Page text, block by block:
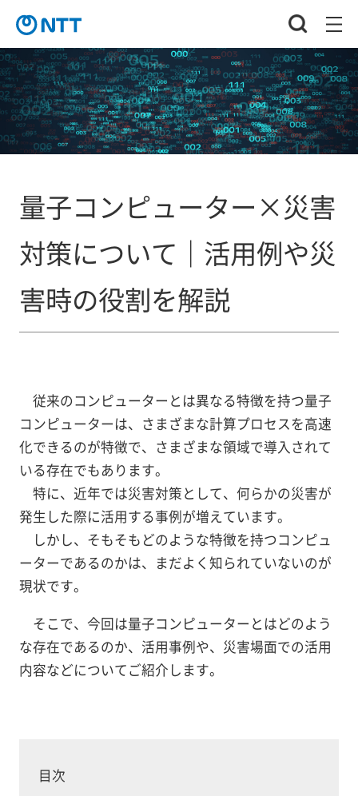
量子コンピューター×災害
対策について｜活用例や災
害時の役割を解説
従来のコンピューターとは異なる特徴を持つ量子
コンピューターは、さまざまな計算プロセスを高速
化できるのが特徴で、さまざまな領域で導入されて
いる存在でもあります。
特に、近年では災害対策として、何らかの災害が
発生した際に活用する事例が増えています。
しかし、そもそもどのような特徴を持つコンピュ
ーターであるのかは、まだよく知られていないのが
現状です。
そこで、今回は量子コンピューターとはどのよう
な存在であるのか、活用事例や、災害場面での活用
内容などについてご紹介します。
目次